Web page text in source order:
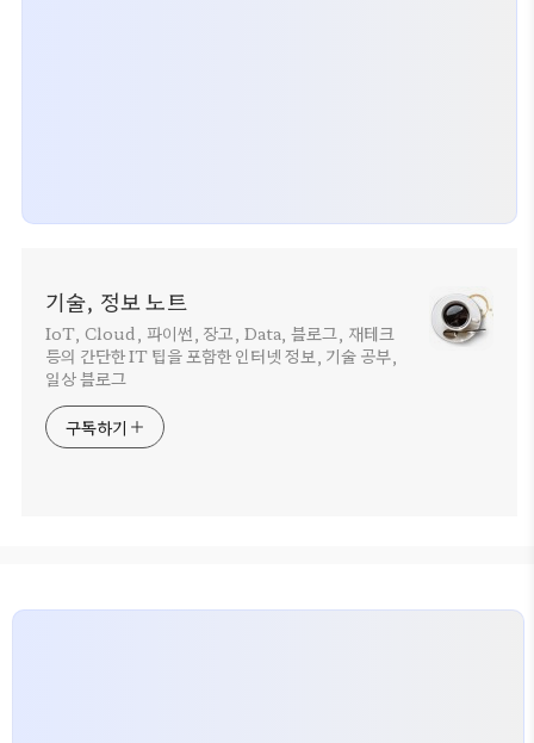
기술, 정보 노트
IoT, Cloud, 파이썬, 장고, Data, 블로그, 재테크
등의 간단한 IT 팁을 포함한 인터넷 정보, 기술 공부,
일상 블로그
구독하기